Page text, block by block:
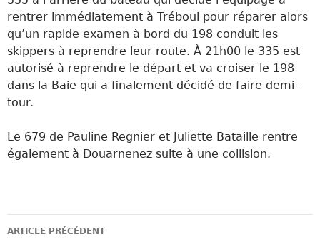
rentrer immédiatement à Tréboul pour réparer alors
qu’un rapide examen à bord du 198 conduit les
skippers à reprendre leur route. À 21h00 le 335 est
autorisé à reprendre le départ et va croiser le 198
dans la Baie qui a finalement décidé de faire demi-
tour.
Le 679 de Pauline Regnier et Juliette Bataille rentre
également à Douarnenez suite à une collision.
Navigation
ARTICLE PRÉCÉDENT